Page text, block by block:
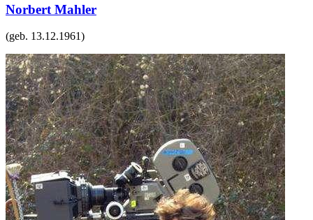
Norbert Mahler
(geb. 13.12.1961)